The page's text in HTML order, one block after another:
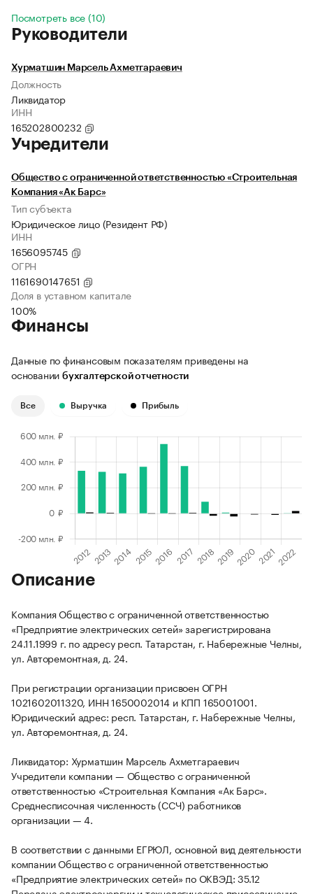
Посмотреть все (10)
Руководители
Хурматшин Марсель Ахметгараевич
Должность
Ликвидатор
ИНН
165202800232
Учредители
Общество с ограниченной ответственностью «Строительная
Компания «Ак Барс»
Тип субъекта
Юридическое лицо (Резидент РФ)
ИНН
1656095745
ОГРН
1161690147651
Доля в уставном капитале
100%
Финансы
Данные по финансовым показателям приведены на
основании бухгалтерской отчетности
Все Выручка Прибыль
Описание
Компания Общество с ограниченной ответственностью
«Предприятие электрических сетей» зарегистрирована
24.11.1999 г. по адресу респ. Татарстан, г. Набережные Челны,
ул. Авторемонтная, д. 24.
При регистрации организации присвоен ОГРН
1021602011320, ИНН 1650002014 и КПП 165001001.
Юридический адрес: респ. Татарстан, г. Набережные Челны,
ул. Авторемонтная, д. 24.
Ликвидатор: Хурматшин Марсель Ахметгараевич
Учредители компании — Общество с ограниченной
ответственностью «Строительная Компания «Ак Барс».
Среднесписочная численность (ССЧ) работников
организации — 4.
В соответствии с данными ЕГРЮЛ, основной вид деятельности
компании Общество с ограниченной ответственностью
«Предприятие электрических сетей» по ОКВЭД: 35.12